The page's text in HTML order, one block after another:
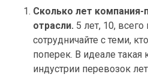
Сколько лет компания-
отрасли. 5 лет, 10,
сотрудничайте с теми,
поперек. В идеале
индустрии перевозок